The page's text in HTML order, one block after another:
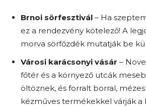
Brnoi sörfesztivál – Ha
ez a rendezvény kötelező! A
morva sörfőzdék mutatják be
Városi karácsonyi vásár –
főtér és a környező utcák
öltöznek, és forralt borral,
kézműves termékekkel várják a